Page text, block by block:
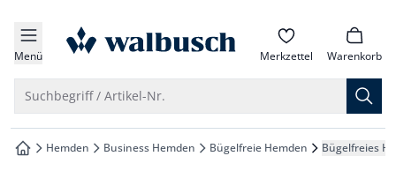
springen
springen
springen
springen
Menü zur Startseite Merkzettel Warenkorb
Suchbegriff / Artikel-Nr.
zur Startseite
Hemden Business Hemden Bügelfreie Hemden Bügelfreies